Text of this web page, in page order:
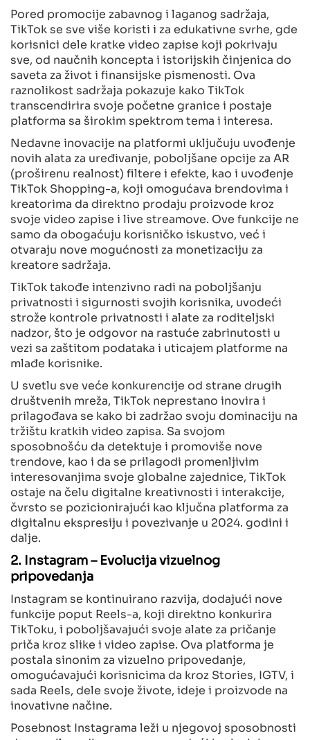
Pored promocije zabavnog i laganog sadržaja,
TikTok se sve više koristi i za edukativne svrhe, gde
korisnici dele kratke video zapise koji pokrivaju
sve, od naučnih koncepta i istorijskih činjenica do
saveta za život i finansijske pismenosti. Ova
raznolikost sadržaja pokazuje kako TikTok
transcendirira svoje početne granice i postaje
platforma sa širokim spektrom tema i interesa.
Nedavne inovacije na platformi uključuju uvođenje
novih alata za uređivanje, poboljšane opcije za AR
(proširenu realnost) filtere i efekte, kao i uvođenje
TikTok Shopping-a, koji omogućava brendovima i
kreatorima da direktno prodaju proizvode kroz
svoje video zapise i live streamove. Ove funkcije ne
samo da obogaćuju korisničko iskustvo, već i
otvaraju nove mogućnosti za monetizaciju za
kreatore sadržaja.
TikTok takođe intenzivno radi na poboljšanju
privatnosti i sigurnosti svojih korisnika, uvodeći
strože kontrole privatnosti i alate za roditeljski
nadzor, što je odgovor na rastuće zabrinutosti u
vezi sa zaštitom podataka i uticajem platforme na
mlađe korisnike.
U svetlu sve veće konkurencije od strane drugih
društvenih mreža, TikTok neprestano inovira i
prilagođava se kako bi zadržao svoju dominaciju na
tržištu kratkih video zapisa. Sa svojom
sposobnošću da detektuje i promoviše nove
trendove, kao i da se prilagodi promenljivim
interesovanjima svoje globalne zajednice, TikTok
ostaje na čelu digitalne kreativnosti i interakcije,
čvrsto se pozicionirajući kao ključna platforma za
digitalnu ekspresiju i povezivanje u 2024. godini i
dalje.
2. Instagram – Evolucija vizuelnog
pripovedanja
Instagram se kontinuirano razvija, dodajući nove
funkcije poput Reels-a, koji direktno konkurira
TikToku, i poboljšavajući svoje alate za pričanje
priča kroz slike i video zapise. Ova platforma je
postala sinonim za vizuelno pripovedanje,
omogućavajući korisnicima da kroz Stories, IGTV, i
sada Reels, dele svoje živote, ideje i proizvode na
inovativne načine.
Posebnost Instagrama leži u njegovoj sposobnosti